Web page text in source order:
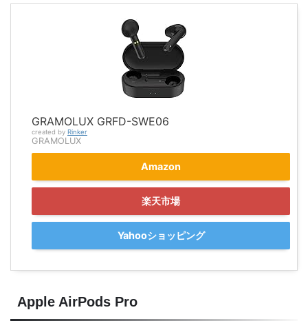
GRAMOLUX GRFD-SWE06
created by Rinker
GRAMOLUX
Amazon
楽天市場
Yahooショッピング
Apple AirPods Pro